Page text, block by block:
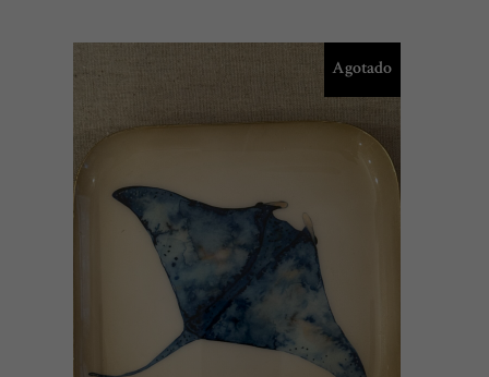
Agotado
LEER MÁS